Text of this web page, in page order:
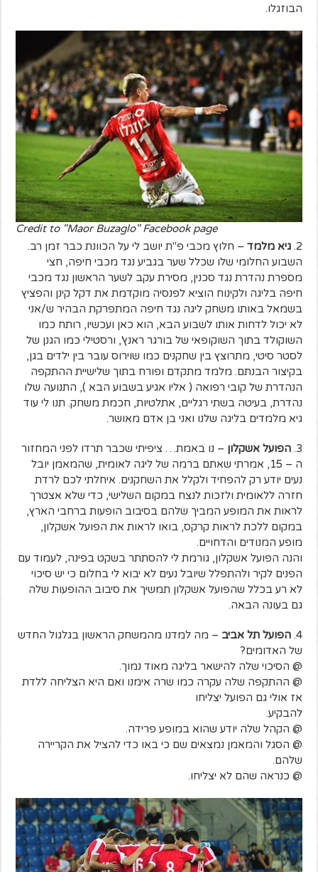
הבוזגלו.
Credit to "Maor Buzaglo" Facebook page
2. גיא מלמד – חלוץ מכבי פ"ת יושב לי על הכוונת כבר זמן רב.
השבוע החלומי שלו שכלל שער בגביע נגד מכבי חיפה, חצי
מספרת נהדרת נגד סכנין, מסירת עקב לשער הראשון נגד מכבי
חיפה בליגה ולקינוח הוציא לפנסיה מוקדמת את דקל קינן והפציץ
בשמאל באותו משחק ליגה נגד חיפה המתפרקת הבהיר ש/אני
לא יכול לדחות אותו לשבוע הבא, הוא כאן ועכשיו, רותח כמו
השוקולד בתוך השוקופאי של בורגר ראנץ', ורסטילי כמו הגנן של
לסטר סיטי, מתרוצץ בין שחקנים כמו שוירוס עובר בין ילדים בגן,
בקיצור הבנתם. מלמד מתקדם ופורח בתוך שלישיית ההתקפה
הנהדרת של קובי רפואה ( אליו אגיע בשבוע הבא ), התנועה שלו
נהדרת, בעיטה בשתי רגליים, אתלטיות, חכמת משחק. תנו לי עוד
גיא מלמדים בליגה שלנו ואני בן אדם מאושר.
3. הפועל אשקלון – נו באמת… ציפיתי שכבר תרדו לפני המחזור
ה – 15, אמרתי שאתם ברמה של ליגה לאומית, שהמאמן יובל
נעים יודע רק להפחיד ולקלל את השחקנים. איחלתי לכם לרדת
חזרה ללאומית ולזכות לנצח במקום השלישי, כדי שלא אצטרך
לראות את המופע המביך שלהם בסיבוב הופעות ברחבי הארץ,
במקום ללכת לראות קרקס, בואו לראות את הפועל אשקלון,
מופע המנודים והדחויים.
והנה הפועל אשקלון, גורמת לי להסתתר בשקט בפינה, לעמוד עם
הפנים לקיר ולהתפלל שיובל נעים לא יבוא לי בחלום כי יש סיכוי
לא רע בכלל שהפועל אשקלון תמשיך את סיבוב ההופעות שלה
גם בעונה הבאה.
4. הפועל תל אביב – מה למדנו מהמשחק הראשון בגלגול החדש
של האדומים?
@ הסיכוי שלה להישאר בליגה מאוד נמוך.
@ ההתקפה שלה עקרה כמו שרה אימנו ואם היא הצליחה ללדת
אז אולי גם הפועל יצליחו
להבקיע.
@ הקהל שלה יודע שהוא במופע פרידה.
@ הסגל והמאמן נמצאים שם כי באו כדי להציל את הקריירה
שלהם.
@ כנראה שהם לא יצליחו.